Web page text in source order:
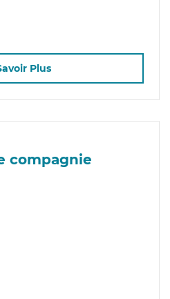
Plus
compagnie